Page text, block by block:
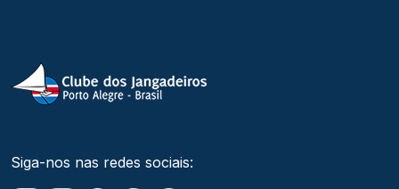
Siga-nos nas redes sociais: